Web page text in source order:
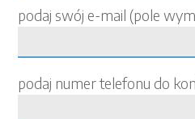
podaj swój e-mail (pole
podaj numer telefonu do